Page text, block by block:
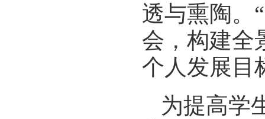
透与熏陶。
会，构建全
个人发展目
为提高学